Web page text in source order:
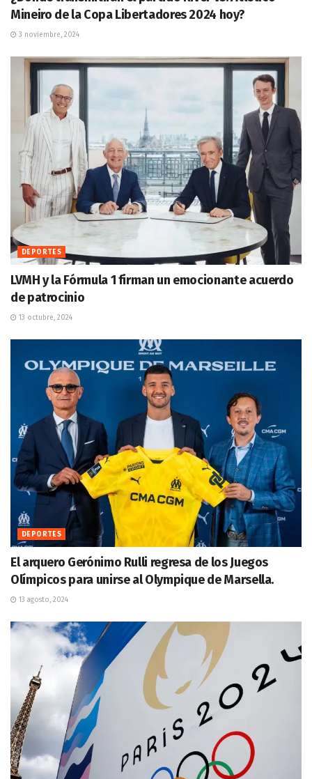
Mineiro de la Copa Libertadores 2024 hoy?
3 noviembre, 2024
DEPORTES
LVMH y la Fórmula 1 firman un emocionante acuerdo
de patrocinio
13 octubre, 2024
DEPORTES
El arquero Gerónimo Rulli regresa de los Juegos
Olímpicos para unirse al Olympique de Marsella.
13 agosto, 2024